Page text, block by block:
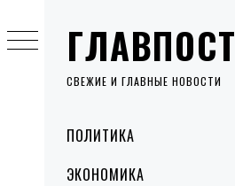
ГЛАВПОСТ
СВЕЖИЕ И ГЛАВНЫЕ НОВОСТИ
MenuПОЛИТИКА
ЭКОНОМИКА
to
content